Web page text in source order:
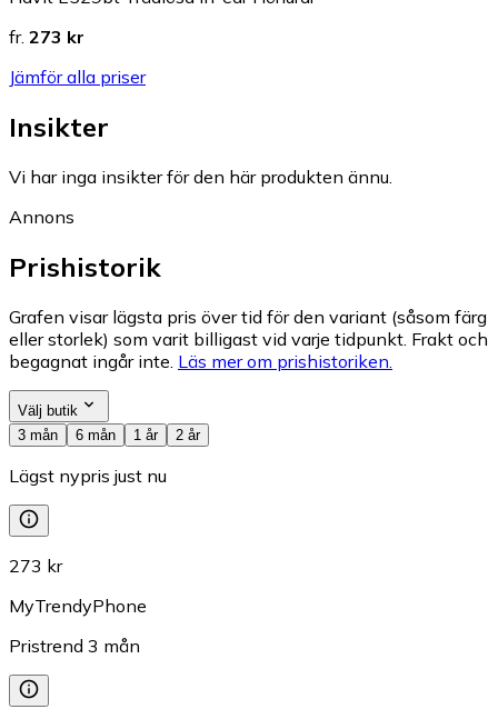
fr. 273 kr
Jämför alla priser
Insikter
Vi har inga insikter för den här produkten ännu.
Annons
Prishistorik
Grafen visar lägsta pris över tid för den variant (såsom färg
eller storlek) som varit billigast vid varje tidpunkt. Frakt och
begagnat ingår inte. Läs mer om prishistoriken.
Välj butik
3 mån
6 mån 1 år 2 år
Lägst nypris just nu
273 kr
MyTrendyPhone
Pristrend 3 mån